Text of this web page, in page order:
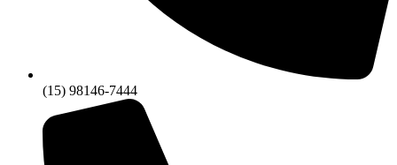
(15) 98146-7444